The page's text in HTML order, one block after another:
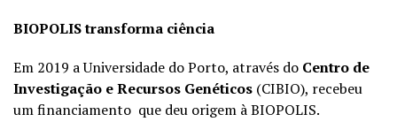
BIOPOLIS transforma ciência
Em 2019 a Universidade do Porto, através do Centro de
Investigação e Recursos Genéticos (CIBIO), recebeu
um financiamento que deu origem à BIOPOLIS.